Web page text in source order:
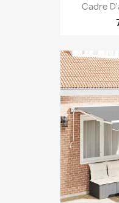
Cadre